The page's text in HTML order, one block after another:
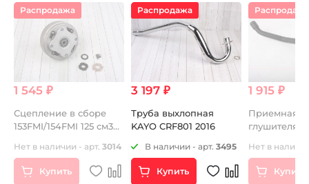
Распродажа
1 545 ₽
Сцепление в сборе
153FMI/154FMI 125 см3
дисковое
Нет в наличии - арт. 3014
Купить
Распродажа
3 197 ₽
Труба выхлопная
KAYO CRF801 2016
В наличии - арт. 3495
Купить
Распродажа
1 915 ₽
Приемная
глушителя
Нет в
Купить